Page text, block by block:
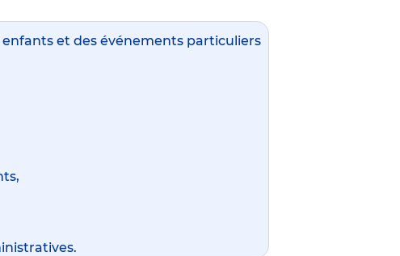
enfants et des événements particuliers